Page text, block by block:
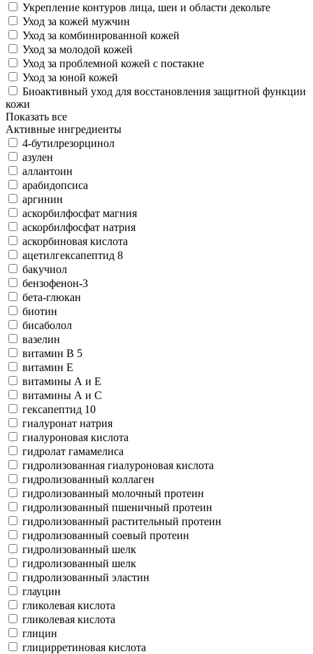
Укрепление контуров лица, шеи и области декольте
Уход за кожей мужчин
Уход за комбинированной кожей
Уход за молодой кожей
Уход за проблемной кожей с постакне
Уход за юной кожей
Биоактивный уход для восстановления защитной функции
кожи
Показать все
Активные ингредиенты
4-бутилрезорцинол
азулен
аллантоин
арабидопсиса
аргинин
аскорбилфосфат магния
аскорбилфосфат натрия
аскорбиновая кислота
ацетилгексапептид 8
бакучиол
бензофeнон-3
бета-глюкан
биотин
бисаболол
вазелин
витамин В 5
витамин Е
витамины А и Е
витамины А и С
гексапептид 10
гиалуронат натрия
гиалуроновая кислота
гидролат гамамелиса
гидролизованная гиалуроновая кислота
гидролизованный коллаген
гидролизованный молочный протеин
гидролизованный пшеничный протеин
гидролизованный растительный протеин
гидролизованный соевый протеин
гидролизованный шелк
гидролизованный шелк
гидролизованный эластин
глауцин
гликолевая кислота
гликолевая кислота
глицин
глицирретиновая кислота